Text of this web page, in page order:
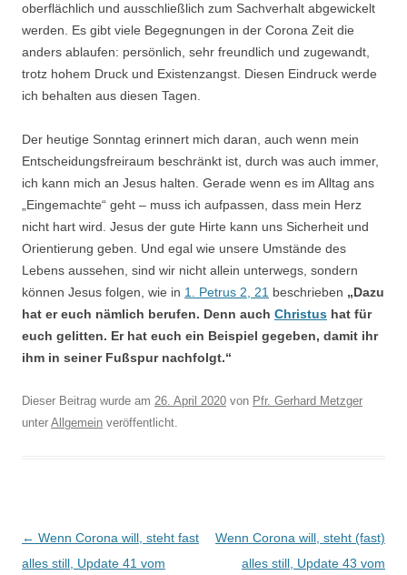
oberflächlich und ausschließlich zum Sachverhalt abgewickelt
werden. Es gibt viele Begegnungen in der Corona Zeit die
anders ablaufen: persönlich, sehr freundlich und zugewandt,
trotz hohem Druck und Existenzangst. Diesen Eindruck werde
ich behalten aus diesen Tagen.
Der heutige Sonntag erinnert mich daran, auch wenn mein
Entscheidungsfreiraum beschränkt ist, durch was auch immer,
ich kann mich an Jesus halten. Gerade wenn es im Alltag ans
„Eingemachte“ geht – muss ich aufpassen, dass mein Herz
nicht hart wird. Jesus der gute Hirte kann uns Sicherheit und
Orientierung geben. Und egal wie unsere Umstände des
Lebens aussehen, sind wir nicht allein unterwegs, sondern
können Jesus folgen, wie in 1. Petrus 2, 21 beschrieben „Dazu
hat er euch nämlich berufen. Denn auch Christus hat für
euch gelitten. Er hat euch ein Beispiel gegeben, damit ihr
ihm in seiner Fußspur nachfolgt.“
Dieser Beitrag wurde am 26. April 2020 von Pfr. Gerhard Metzger
unter Allgemein veröffentlicht.
Beitragsnavigation
← Wenn Corona will, steht fast
alles still, Update 41 vom
Wenn Corona will, steht (fast)
alles still, Update 43 vom